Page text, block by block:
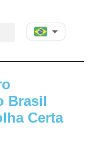
Brasil
Certa